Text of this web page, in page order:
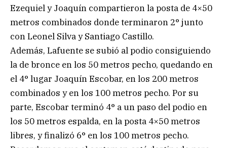
Ezequiel y Joaquín compartieron la posta de 4×50
metros combinados donde terminaron 2° junto
con Leonel Silva y Santiago Castillo.
Además, Lafuente se subió al podio consiguiendo
la de bronce en los 50 metros pecho, quedando en
el 4° lugar Joaquín Escobar, en los 200 metros
combinados y en los 100 metros pecho. Por su
parte, Escobar terminó 4° a un paso del podio en
los 50 metros espalda, en la posta 4×50 metros
libres, y finalizó 6° en los 100 metros pecho.